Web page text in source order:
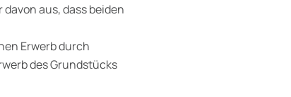
aus, dass beiden
Erwerb durch
des Grundstücks